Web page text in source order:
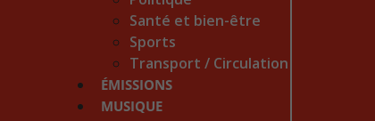
Santé et bien-être
Sports
Transport / Circulation
ÉMISSIONS
MUSIQUE